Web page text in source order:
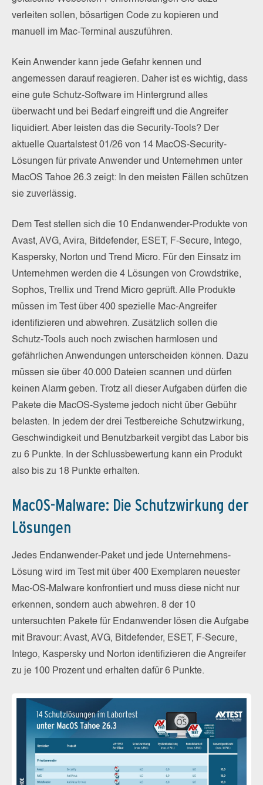
verleiten sollen, bösartigen Code zu kopieren und
manuell im Mac-Terminal auszuführen.
Kein Anwender kann jede Gefahr kennen und
angemessen darauf reagieren. Daher ist es wichtig, dass
eine gute Schutz-Software im Hintergrund alles
überwacht und bei Bedarf eingreift und die Angreifer
liquidiert. Aber leisten das die Security-Tools? Der
aktuelle Quartalstest 01/26 von 14 MacOS-Security-
Lösungen für private Anwender und Unternehmen unter
MacOS Tahoe 26.3 zeigt: In den meisten Fällen schützen
sie zuverlässig.
Dem Test stellen sich die 10 Endanwender-Produkte von
Avast, AVG, Avira, Bitdefender, ESET, F-Secure, Intego,
Kaspersky, Norton und Trend Micro. Für den Einsatz im
Unternehmen werden die 4 Lösungen von Crowdstrike,
Sophos, Trellix und Trend Micro geprüft. Alle Produkte
müssen im Test über 400 spezielle Mac-Angreifer
identifizieren und abwehren. Zusätzlich sollen die
Schutz-Tools auch noch zwischen harmlosen und
gefährlichen Anwendungen unterscheiden können. Dazu
müssen sie über 40.000 Dateien scannen und dürfen
keinen Alarm geben. Trotz all dieser Aufgaben dürfen die
Pakete die MacOS-Systeme jedoch nicht über Gebühr
belasten. In jedem der drei Testbereiche Schutzwirkung,
Geschwindigkeit und Benutzbarkeit vergibt das Labor bis
zu 6 Punkte. In der Schlussbewertung kann ein Produkt
also bis zu 18 Punkte erhalten.
MacOS-Malware: Die Schutzwirkung der
Lösungen
Jedes Endanwender-Paket und jede Unternehmens-
Lösung wird im Test mit über 400 Exemplaren neuester
Mac-OS-Malware konfrontiert und muss diese nicht nur
erkennen, sondern auch abwehren. 8 der 10
untersuchten Pakete für Endanwender lösen die Aufgabe
mit Bravour: Avast, AVG, Bitdefender, ESET, F-Secure,
Intego, Kaspersky und Norton identifizieren die Angreifer
zu je 100 Prozent und erhalten dafür 6 Punkte.